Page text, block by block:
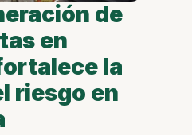
de
en
la
riesgo en